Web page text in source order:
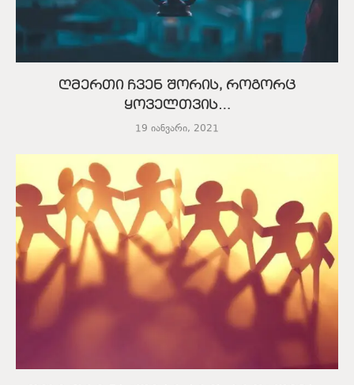
ღმერთი ჩვენ შორის, როგორც
ყოველთვის…
19 იანვარი, 2021